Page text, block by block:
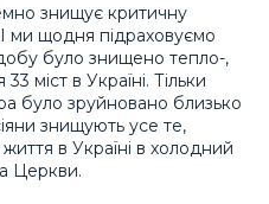
знищує критичну
ми щодня підраховуємо
було знищено тепло-,
міст в Україні. Тільки
було зруйновано близько
знищують усе те,
в Україні в холодний
Церкви.